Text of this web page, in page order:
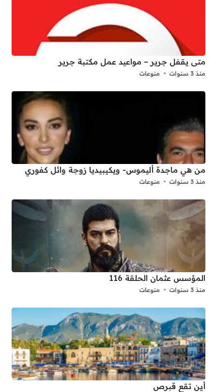
متى يقفل جرير – مواعيد عمل مكتبة جرير
منذ 3 سنوات منوعات
من هي ماجدة أليموس- ويكيبيديا زوجة وائل كفوري
منذ 3 سنوات منوعات
المؤسس عثمان الحلقة 116
منذ 3 سنوات منوعات
أين تقع قبرص